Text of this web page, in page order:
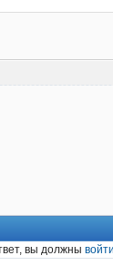
вы должны войти